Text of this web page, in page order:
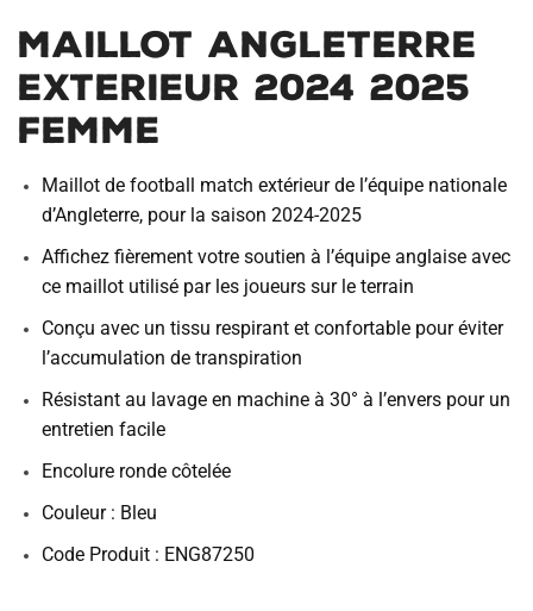
Maillot Angleterre
Exterieur 2024 2025
Femme
Maillot de football match extérieur de l’équipe nationale
d’Angleterre, pour la saison 2024-2025
Affichez fièrement votre soutien à l’équipe anglaise avec
ce maillot utilisé par les joueurs sur le terrain
Conçu avec un tissu respirant et confortable pour éviter
l’accumulation de transpiration
Résistant au lavage en machine à 30° à l’envers pour un
entretien facile
Encolure ronde côtelée
Couleur : Bleu
Code Produit : ENG87250